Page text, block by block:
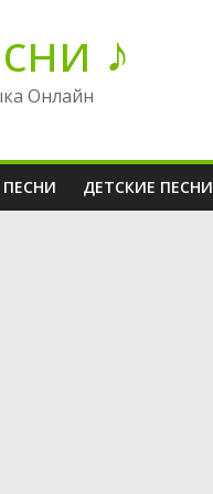
♪
Онлайн
ПЕСНИ ДЕТСКИЕ ПЕСНИ